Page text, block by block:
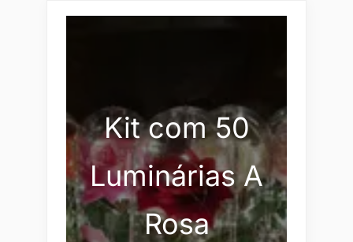
Kit com 50
Luminárias A
Rosa